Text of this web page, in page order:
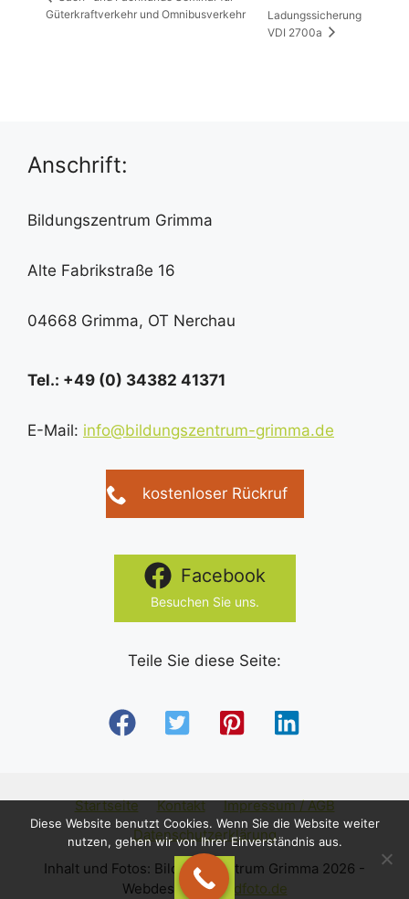
Güterkraftverkehr und Omnibusverkehr
Ladungssicherung
VDI 2700a
Anschrift:
Bildungszentrum Grimma
Alte Fabrikstraße 16
04668 Grimma, OT Nerchau
Tel.: +49 (0) 34382 41371
E-Mail: info@bildungszentrum-grimma.de
kostenloser Rückruf
Facebook
Besuchen Sie uns.
Teile Sie diese Seite:
Startseite Kontakt
Impressum / AGB
Datenschutzerklärung
Inhalt und Fotos: Bildungszentrum Grimma 2026 -
Webdesign:pcundfoto.de
Diese Website benutzt Cookies. Wenn Sie die Website weiter
nutzen, gehen wir von Ihrer Einverständnis aus.
OK